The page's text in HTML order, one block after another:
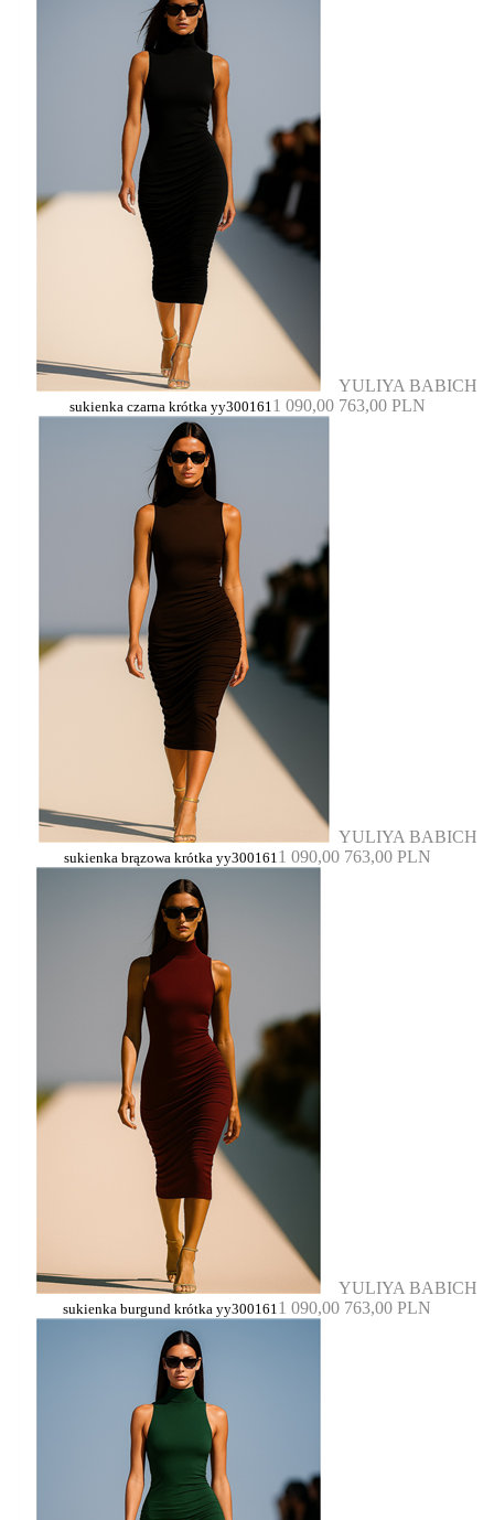
YULIYA BABICH
sukienka czarna krótka yy3001611 090,00 763,00 PLN
YULIYA BABICH
sukienka brązowa krótka yy3001611 090,00 763,00 PLN
YULIYA BABICH
sukienka burgund krótka yy3001611 090,00 763,00 PLN